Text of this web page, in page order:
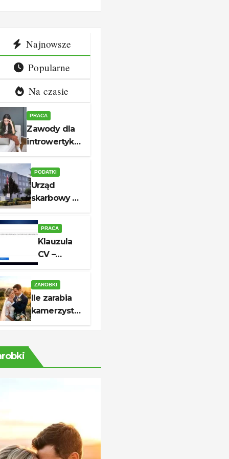
Najnowsze
Popularne
Na czasie
PRACA
Zawody dla
introwertyka
spokojnych
ścieżek
kariery
unerquicklich
PODATKI
Urząd
skarbowy w
Białogardzie
– adres,
godziny i
kontakt
PRACA
Klauzula
CV –
aktualny
wzór do
skutecznej
ZAROBKI
Ile zarabia
kamerzysta?
Stawki i
zarobki